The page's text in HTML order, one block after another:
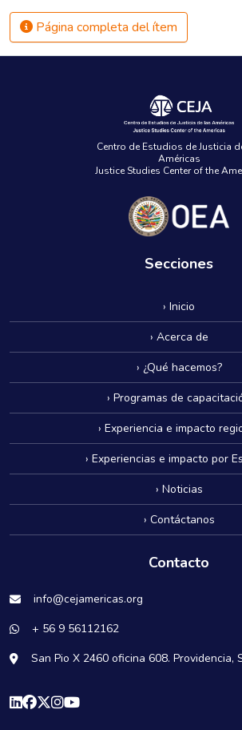
Página completa del ítem
Centro de Estudios de Justicia
Américas
Justice Studies Center of the
Secciones
› Inicio
› Acerca de
› ¿Qué hacemos?
› Programas de
› Experiencia e impacto
› Experiencias e impacto por
› Noticias
› Contáctanos
Contacto
info@cejamericas.org
+ 56 9 56112162
San Pio X 2460 oficina 608. Providencia,